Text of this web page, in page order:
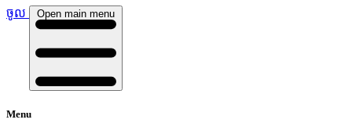
ចូល Open main menu
Menu